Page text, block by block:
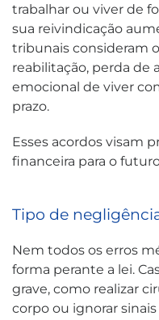
trabalhar ou viver de
sua reivindicação
tribunais consideram
reabilitação, perda de
emocional de viver
prazo.
Esses acordos visam
financeira para o
Tipo de
Nem todos os erros
forma perante a lei.
grave, como realizar
corpo ou ignorar